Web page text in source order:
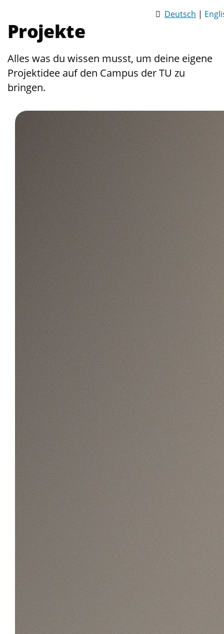
Deutsch |
Projekte
Alles was du wissen musst, um deine eigene
Projektidee auf den Campus der TU zu
bringen.